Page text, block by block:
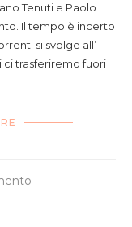
Tenuti e Paolo
Il tempo è incerto
si svolge all’
ci trasferiremo fuori